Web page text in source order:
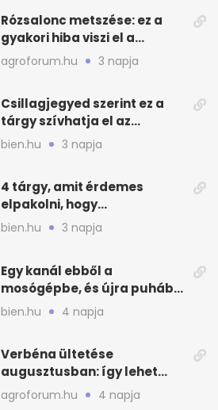
Rózsalonc metszése: ez a
gyakori hiba viszi el a
virágzást
agroforum.hu 3 napja
Csillagjegyed szerint ez a
tárgy szívhatja el az
otthonod energiáját
bien.hu 3 napja
4 tárgy, amit érdemes
elpakolni, hogy
hűvösebbnek tűnjön a lakás
bien.hu 3 napja
Egy kanál ebből a
mosógépbe, és újra puhább
lesz a törölköző
bien.hu 4 napja
Verbéna ültetése
augusztusban: így lehet
még idén virágos a kert
agroforum.hu 4 napja